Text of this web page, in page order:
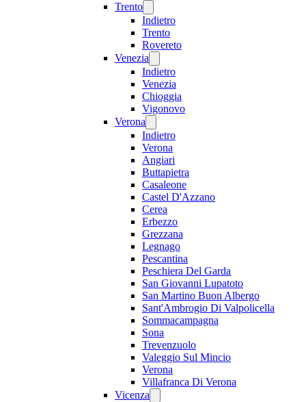
Trento
Indietro
Trento
Rovereto
Venezia
Indietro
Venezia
Chioggia
Vigonovo
Verona
Indietro
Verona
Angiari
Buttapietra
Casaleone
Castel D'Azzano
Cerea
Erbezzo
Grezzana
Legnago
Pescantina
Peschiera Del Garda
San Giovanni Lupatoto
San Martino Buon Albergo
Sant'Ambrogio Di Valpolicella
Sommacampagna
Sona
Trevenzuolo
Valeggio Sul Mincio
Verona
Villafranca Di Verona
Vicenza